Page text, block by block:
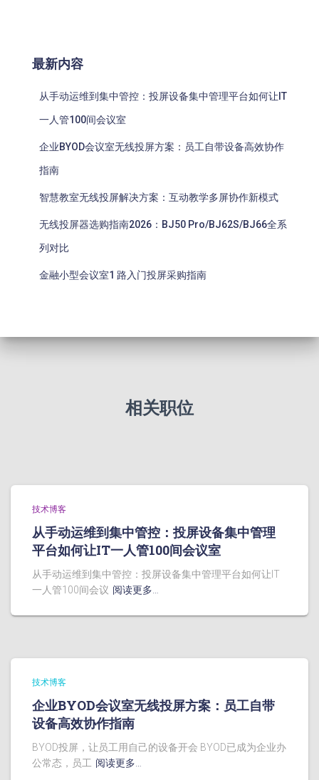
最新内容
从手动运维到集中管控：投屏设备集中管理平台如何让IT
一人管100间会议室
企业BYOD会议室无线投屏方案：员工自带设备高效协作
指南
智慧教室无线投屏解决方案：互动教学多屏协作新模式
无线投屏器选购指南2026：BJ50 Pro/BJ62S/BJ66全系
列对比
金融小型会议室1 路入门投屏采购指南
相关职位
技术博客
从手动运维到集中管控：投屏设备集中管理
平台如何让IT一人管100间会议室
从手动运维到集中管控：投屏设备集中管理平台如何让IT
一人管100间会议 阅读更多…
技术博客
企业BYOD会议室无线投屏方案：员工自带
设备高效协作指南
BYOD投屏，让员工用自己的设备开会 BYOD已成为企业办
公常态，员工 阅读更多…